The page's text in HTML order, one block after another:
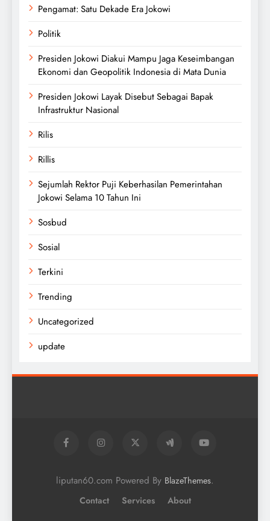
Pengamat: Satu Dekade Era Jokowi
Politik
Presiden Jokowi Diakui Mampu Jaga Keseimbangan
Ekonomi dan Geopolitik Indonesia di Mata Dunia
Presiden Jokowi Layak Disebut Sebagai Bapak
Infrastruktur Nasional
Rilis
Rillis
Sejumlah Rektor Puji Keberhasilan Pemerintahan
Jokowi Selama 10 Tahun Ini
Sosbud
Sosial
Terkini
Trending
Uncategorized
update
liputan60.com Powered By BlazeThemes.
Contact Services About